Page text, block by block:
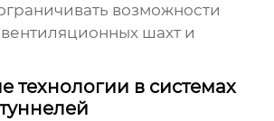
возможности
вентиляционных шахт и
технологии в системах